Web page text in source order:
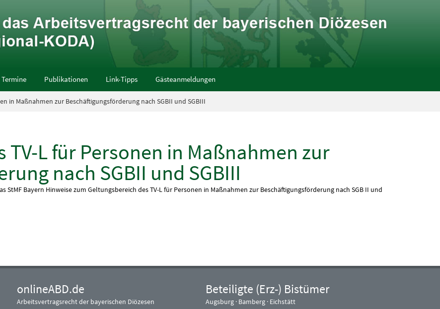
Termine Publikationen Link-Tipps Gästeanmeldungen
in Maßnahmen zur Beschäftigungsförderung nach SGBII und SGBIII
TV-L für Personen in Maßnahmen zur
nach SGBII und SGBIII
StMF Bayern Hinweise zum Geltungsbereich des TV-L für Personen in Maßnahmen zur Beschäftigungsförderung nach SGB II und
onlineABD.de
Arbeitsvertragsrecht der bayerischen Diözesen
Beteiligte (Erz-) Bistümer
Augsburg · Bamberg · Eichstätt